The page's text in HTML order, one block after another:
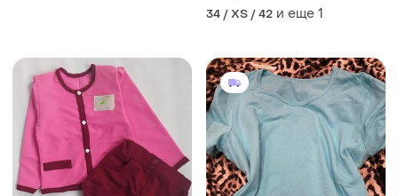
34 / XS / 42 и еще 1